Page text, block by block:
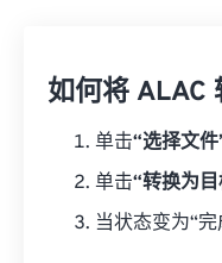
如何将 ALAC
单击“选择文件
单击“转换为目
当状态变为“